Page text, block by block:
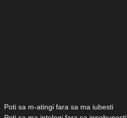
Poti sa m-atingi fara sa ma iubesti